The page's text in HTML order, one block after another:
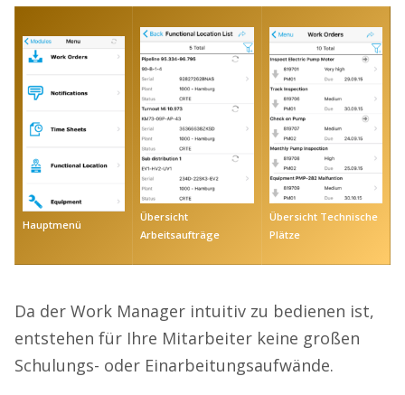
Hauptmenü
Übersicht
Arbeitsaufträge
Übersicht Technische
Plätze
Da der Work Manager intuitiv zu bedienen ist,
entstehen für Ihre Mitarbeiter keine großen
Schulungs- oder Einarbeitungsaufwände.